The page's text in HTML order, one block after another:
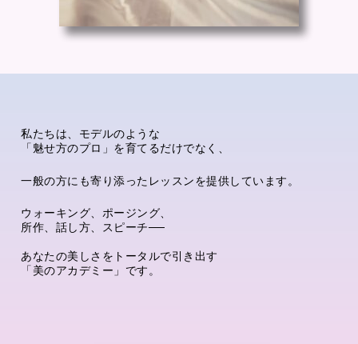
私たちは、モデルのような
「魅せ方のプロ」を育てるだけでなく、
一般の方にも寄り添ったレッスンを提供しています。
ウォーキング、ポージング、
所作、話し方、スピーチ──
あなたの美しさをトータルで引き出す
「美のアカデミー」です。